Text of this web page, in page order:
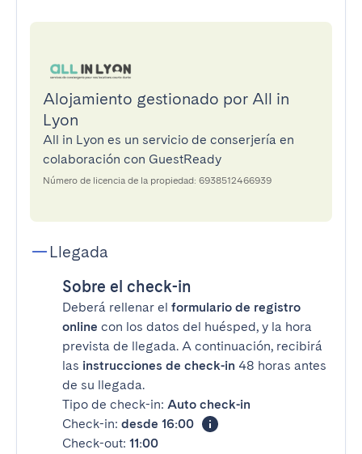
Alojamiento gestionado por All in
Lyon
All in Lyon es un servicio de conserjería en
colaboración con GuestReady
Número de licencia de la propiedad: 6938512466939
Llegada
Sobre el check-in
Deberá rellenar el formulario de registro
online con los datos del huésped, y la hora
prevista de llegada. A continuación, recibirá
las instrucciones de check-in 48 horas antes
de su llegada.
Tipo de check-in: Auto check-in
Check-in: desde 16:00
Check-out: 11:00